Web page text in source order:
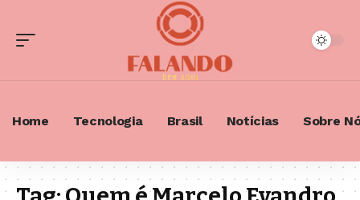
Home Tecnologia Brasil Notícias Sobre